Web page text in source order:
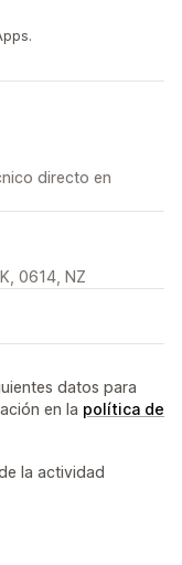
directo en
0614, NZ
datos para
en la política de
la actividad